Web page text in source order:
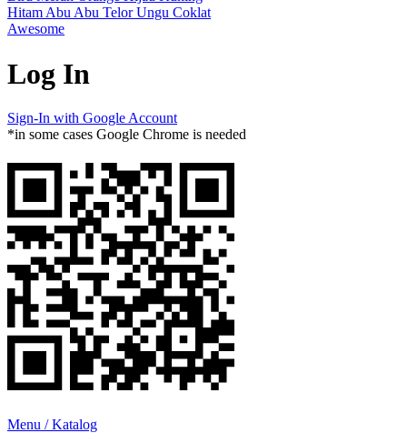
Hitam Abu Abu Telor Ungu Coklat
Awesome
Log In
Sign-In with Google Account
*in some cases Google Chrome is needed
Menu / Katalog